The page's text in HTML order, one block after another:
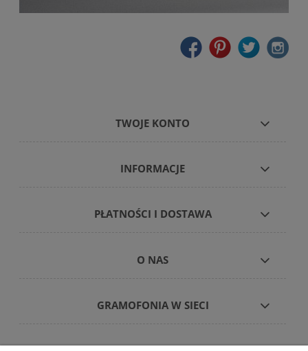
TWOJE KONTO
INFORMACJE
PŁATNOŚCI I DOSTAWA
O NAS
GRAMOFONIA W SIECI